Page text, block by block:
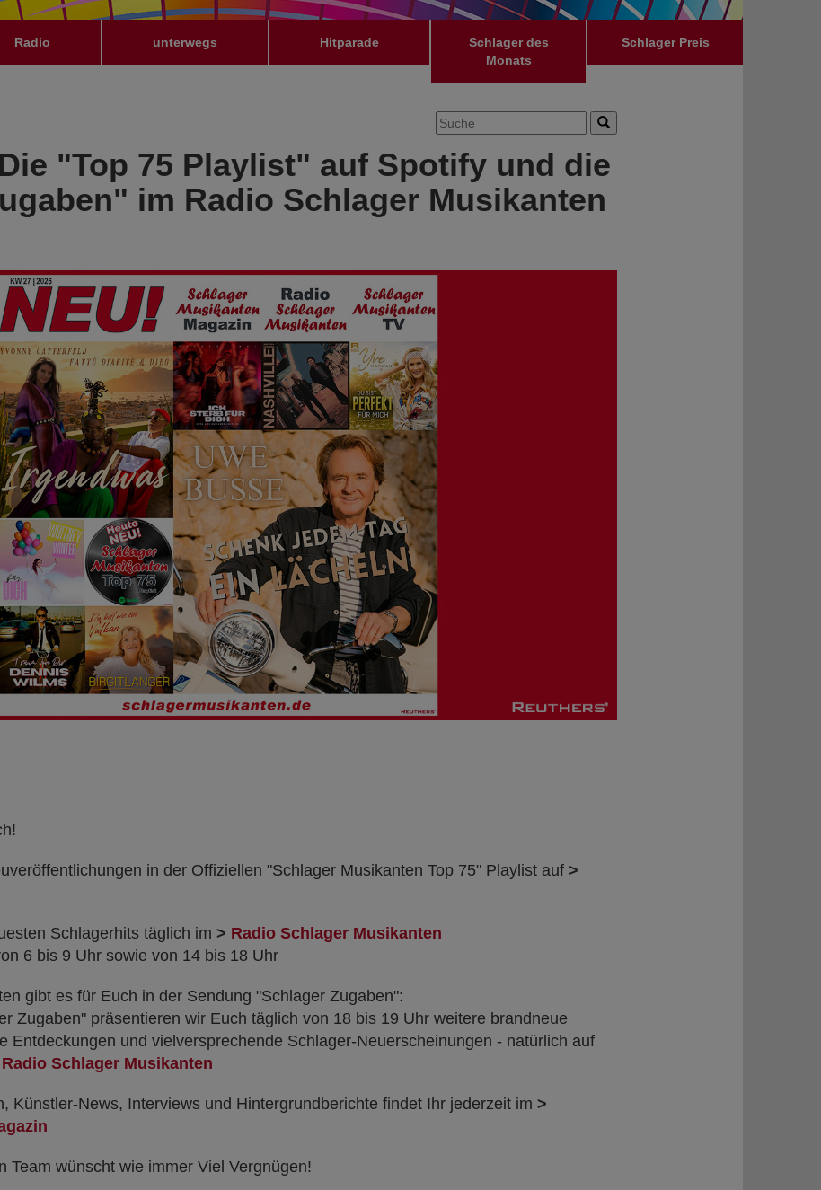
Radio unterwegs Hitparade
Schlager des
Monats
Schlager Preis
"Top 75 Playlist" auf Spotify und die
im Radio Schlager Musikanten
in der Offiziellen "Schlager Musikanten Top 75" Playlist auf >
Schlagerhits täglich im > Radio Schlager Musikanten
6 bis 9 Uhr sowie von 14 bis 18 Uhr
gibt es für Euch in der Sendung "Schlager Zugaben":
Zugaben" präsentieren wir Euch täglich von 18 bis 19 Uhr weitere brandneue
Entdeckungen und vielversprechende Schlager-Neuerscheinungen - natürlich auf
Radio Schlager Musikanten
Künstler-News, Interviews und Hintergrundberichte findet Ihr jederzeit im >
Team wünscht wie immer Viel Vergnügen!